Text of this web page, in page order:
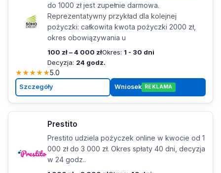
do 1000 zł jest zupełnie darmowa.
Reprezentatywny przykład dla kolejnej
pożyczki: całkowita kwota pożyczki 2000 zł,
okres obowiązywania u
100 zł – 4 000 złOkres: 1 - 30 dni
Decyzja: 24 godz.
★★★★★5.0
Szczegóły Wniosek REKLAMA
Prestito
Prestito udziela pożyczek online w kwocie od 1
000 zł do 3 000 zł. Okres spłaty 40 dni, decyzja
w 24 godz..